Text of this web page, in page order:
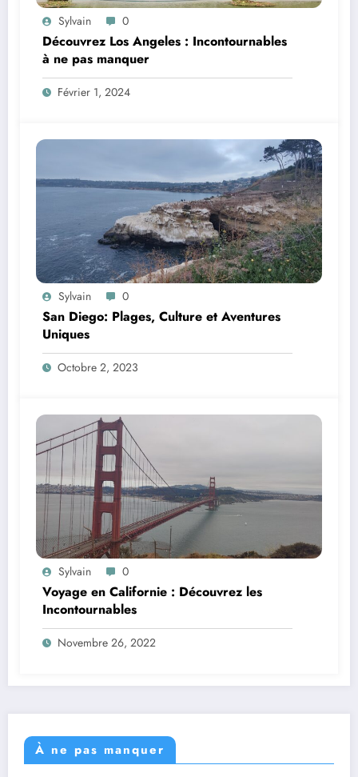
Sylvain 0
Découvrez Los Angeles : Incontournables
à ne pas manquer
Février 1, 2024
Sylvain 0
San Diego: Plages, Culture et Aventures
Uniques
Octobre 2, 2023
Sylvain 0
Voyage en Californie : Découvrez les
Incontournables
Novembre 26, 2022
À ne pas manquer